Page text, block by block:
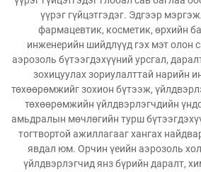
үүрэг гүйцэтгэдэг. Эдгээр
фармацевтик, косметик, өрхийн
инженерийн шийдлүүд гэх мэт олон
аэрозоль бүтээгдэхүүний урсгал,
зохицуулах зориулалттай нарийн
төхөөрөмжийг зохион бүтээж,
төхөөрөмжийн үйлдвэрлэгчдийн
амьдралын мөчлөгийн турш
тогтвортой ажиллагааг хангах
явдал юм. Орчин үеийн аэрозоль
үйлдвэрлэгчид янз бүрийн даралт,